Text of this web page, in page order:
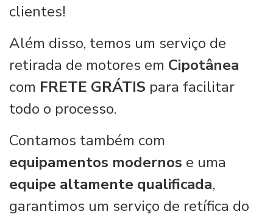
clientes!
Além disso, temos um serviço de
retirada de motores em Cipotânea
com FRETE GRÁTIS para facilitar
todo o processo.
Contamos também com
equipamentos modernos e uma
equipe altamente qualificada,
garantimos um serviço de retífica do